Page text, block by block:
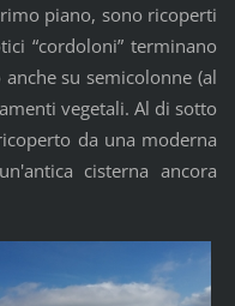
piano, sono ricoperti
“cordoloni” terminano
su semicolonne (al
vegetali. Al di sotto
da una moderna
cisterna ancora